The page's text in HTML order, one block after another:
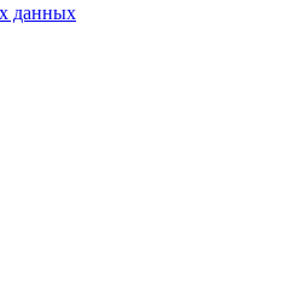
данных